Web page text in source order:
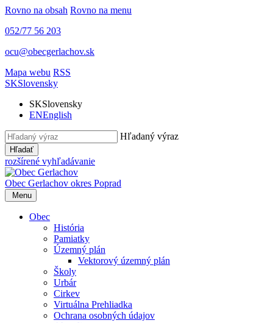
Rovno na obsah Rovno na menu
052/77 56 203
ocu@obecgerlachov.sk
Mapa webu RSS
SKSlovensky
SKSlovensky
ENEnglish
Hľadaný výraz
Hľadať
rozšírené vyhľadávanie
Obec Gerlachov okres Poprad
Menu
Obec
História
Pamiatky
Územný plán
Vektorový územný plán
Školy
Urbár
Cirkev
Virtuálna Prehliadka
Ochrana osobných údajov